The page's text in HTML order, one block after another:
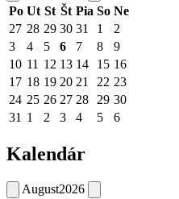
Po Ut St Št Pia So Ne
27 28 29 30 31 1
2
3
4 5 6 7 8
9
10 11 12 13 14 15 16
17 18 19 20 21 22 23
24 25 26 27 28 29 30
31 1 2 3 4 5 6
Kalendár
August2026